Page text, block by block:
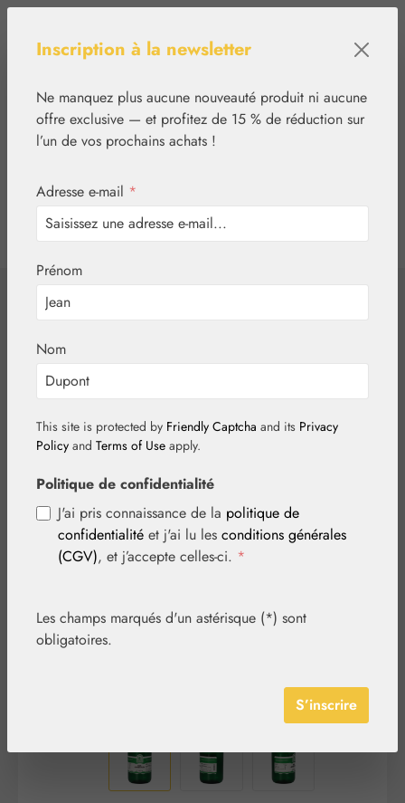
tcinn-a11y-toolbar.show
Aqua Aurantii Flor
Ignorer la galerie d'images
Inscription à la newsletter
Ne manquez plus aucune nouveauté produit ni aucune
offre exclusive — et profitez de 15 % de réduction sur
l’un de vos prochains achats !
Adresse e-mail *
Prénom
Nom
This site is protected by Friendly Captcha and its Privacy
Policy and Terms of Use apply.
Politique de confidentialité
J'ai pris connaissance de la politique de
confidentialité et j'ai lu les conditions générales
(CGV), et j’accepte celles-ci. *
Les champs marqués d'un astérisque (*) sont
obligatoires.
S’inscrire